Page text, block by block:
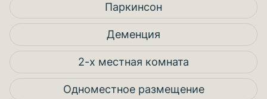
Паркинсон
Деменция
2-х местная комната
Одноместное размещение